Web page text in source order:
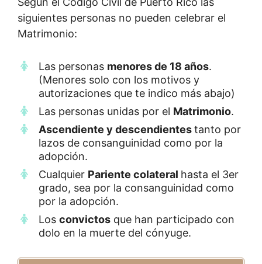
siguientes personas no pueden celebrar el
Matrimonio:
Las personas menores de 18 años.
(Menores solo con los motivos y
autorizaciones que te indico más abajo)
Las personas unidas por el Matrimonio.
Ascendiente y descendientestanto por
lazos de consanguinidad como por la
adopción.
Cualquier Pariente colateral hasta el 3er
grado, sea por la consanguinidad como
por la adopción.
Los convictos que han participado con
dolo en la muerte del cónyuge.